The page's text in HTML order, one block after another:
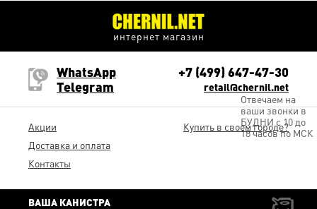
интернет магазин
Акции
Доставка и оплата
Контакты
WhatsApp
Telegram
retail@chernil.net
+7 (499) 647-47-30
Отвечаем на
ваши звонки в
БУДНИ с 10 до
18 часов по МСК
Купить в своем городе?
ВАША КАНИСТРА